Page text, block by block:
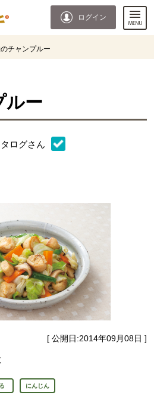
ログイン
チャンプルー
ルー
ログさん
[ 公開日:2014年09月08日 ]
にんじん